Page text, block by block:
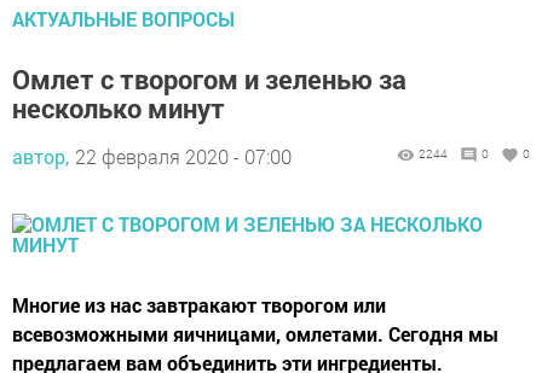
АКТУАЛЬНЫЕ ВОПРОСЫ
Омлет с творогом и зеленью за
несколько минут
автор, 22 февраля 2020 - 07:00 2244 0 0
Многие из нас завтракают творогом или
всевозможными яичницами, омлетами. Сегодня мы
предлагаем вам объединить эти ингредиенты.